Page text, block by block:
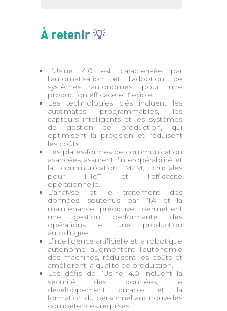
À retenir 💡
L’Usine 4.0 est caractérisée par
l’automatisation et l’adoption de
systèmes autonomes pour une
production efficace et flexible.
Les technologies clés incluent les
automates programmables, les
capteurs intelligents et les systèmes
de gestion de production, qui
optimisent la précision et réduisent
les coûts.
Les plates-formes de communication
avancées assurent l’interopérabilité et
la communication M2M, cruciales
pour l’IIoT et l’efficacité
opérationnelle.
L’analyse et le traitement des
données, soutenus par l’IA et la
maintenance prédictive, permettent
une gestion performante des
opérations et une production
autodirigée.
L’intelligence artificielle et la robotique
autonome augmentent l’autonomie
des machines, réduisent les coûts et
améliorent la qualité de production.
Les défis de l’Usine 4.0 incluent la
sécurité des données, le
développement durable et la
formation du personnel aux nouvelles
compétences requises.